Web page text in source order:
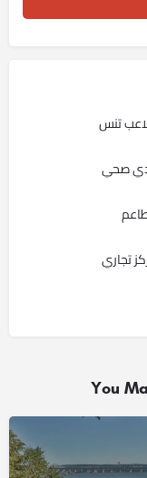
تنس
صحي
تجاري
You